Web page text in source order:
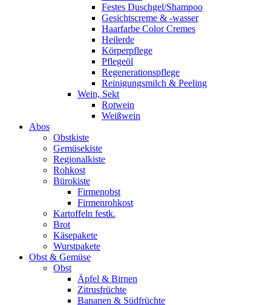
Festes Duschgel/Shampoo
Gesichtscreme & -wasser
Haarfarbe Color Cremes
Heilerde
Körperpflege
Pflegeöl
Regenerationspflege
Reinigungsmilch & Peeling
Wein, Sekt
Rotwein
Weißwein
Abos
Obstkiste
Gemüsekiste
Regionalkiste
Rohkost
Bürokiste
Firmenobst
Firmenrohkost
Kartoffeln festk.
Brot
Käsepakete
Wurstpakete
Obst & Gemüse
Obst
Äpfel & Birnen
Zitrusfrüchte
Bananen & Südfrüchte